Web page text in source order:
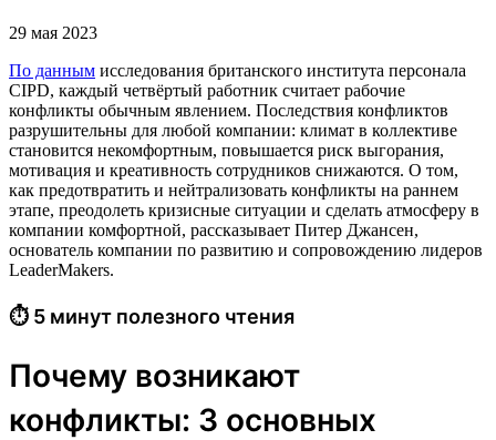
29 мая 2023
По данным исследования британского института персонала
СIPD, каждый четвёртый работник считает рабочие
конфликты обычным явлением. Последствия конфликтов
разрушительны для любой компании: климат в коллективе
становится некомфортным, повышается риск выгорания,
мотивация и креативность сотрудников снижаются. О том,
как предотвратить и нейтрализовать конфликты на раннем
этапе, преодолеть кризисные ситуации и сделать атмосферу в
компании комфортной, рассказывает Питер Джансен,
основатель компании по развитию и сопровождению лидеров
LeaderMakers.
⏱ 5 минут полезного чтения
Почему возникают
конфликты: 3 основных